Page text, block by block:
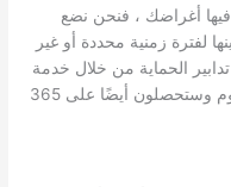
أغراضك ، فنحن نضع
لفترة زمنية محددة أو غير
الحماية من خلال خدمة
المراقبة لدينا على مدار 24 ساعة في اليوم وستحصلون أيضًا على 365